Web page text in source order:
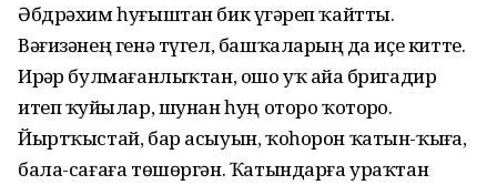
Әбдрәхим һуғыштан бик үҙгәреп ҡайтты.
Вәғизәнең генә түгел, башҡаларҙың да иҫе китте.
Ирҙәр булмағанлыҡтан, ошо уҡ айҙа бригадир
итеп ҡуйҙылар, шунан һуң оторо ҡоторҙо.
Йыртҡыстай, бар асыуын, ҡоһорон ҡатын-ҡыҙға,
бала-сағаға төшөргән. Ҡатындарға ураҡтан